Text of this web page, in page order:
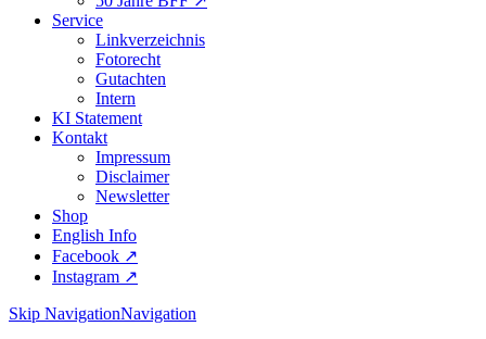
Service
Linkverzeichnis
Fotorecht
Gutachten
Intern
KI Statement
Kontakt
Impressum
Disclaimer
Newsletter
Shop
English Info
Facebook ↗︎
Instagram ↗︎
Skip NavigationNavigation